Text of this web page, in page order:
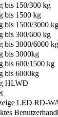
bis 150/300 kg
bis 1500 kg
bis 1500/3000 kg
bis 300/600 kg
bis 3000/6000 kg
bis 3000kg
bis 600/1500 kg
bis 6000kg
HLWD
LED RD-